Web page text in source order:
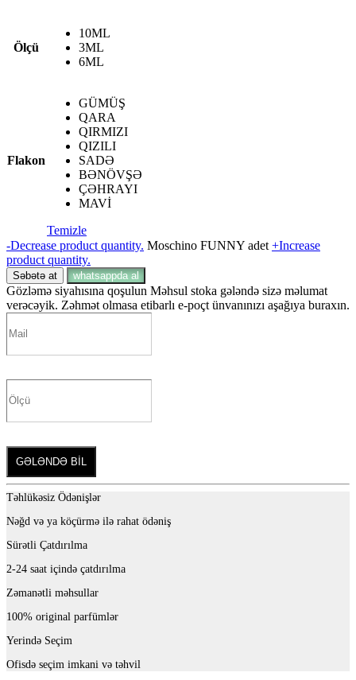
Ölçü
10ML
3ML
6ML
Flakon
GÜMÜŞ
QARA
QIRMIZI
QIZILI
SADƏ
BƏNÖVŞƏ
ÇƏHRAYI
MAVİ
Temizle
-Decrease product quantity. Moschino FUNNY adet +Increase
product quantity.
Səbətə at whatsappda al
Gözləmə siyahısına qoşulun Məhsul stoka gələndə sizə məlumat
verəcəyik. Zəhmət olmasa etibarlı e-poçt ünvanınızı aşağıya buraxın.
GƏLƏNDƏ BİL
Təhlükəsiz Ödənişlər
Nəğd və ya köçürmə ilə rahat ödəniş
Sürətli Çatdırılma
2-24 saat içində çatdırılma
Zəmanətli məhsullar
100% original parfümlər
Yerində Seçim
Ofisdə seçim imkani və təhvil